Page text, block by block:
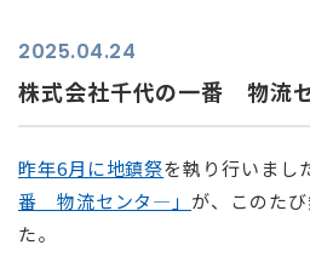
2025.04.24
株式会社千代の一番 物流
昨年6月に地鎮祭を執り行いまし
番 物流センタ―」 が、このた
た。